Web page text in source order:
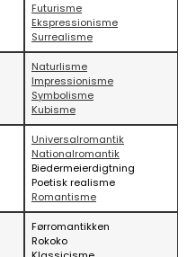
Futurisme
Ekspressionisme
Surrealisme
Naturlisme
Impressionisme
Symbolisme
Kubisme
Universalromantik
Nationalromantik
Biedermeierdigtning
Poetisk realisme
Romantisme
Førromantikken
Rokoko